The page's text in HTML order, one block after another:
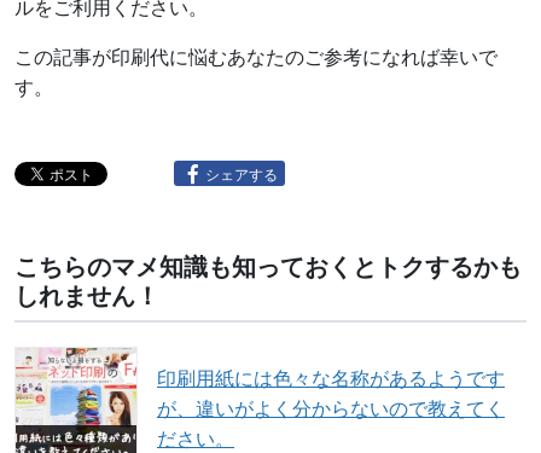
ルをご利用ください。
この記事が印刷代に悩むあなたのご参考になれば幸いで
す。
シェアする
こちらのマメ知識も知っておくとトクするかも
しれません！
印刷用紙には色々な名称があるようです
が、違いがよく分からないので教えてく
ださい。